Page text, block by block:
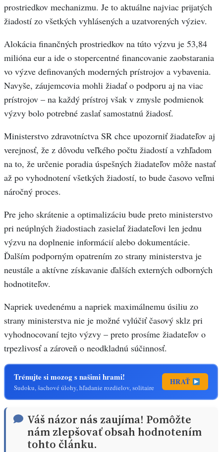
prostriedkov mechanizmu. Je to aktuálne najviac prijatých
žiadostí zo všetkých vyhlásených a uzatvorených výziev.
Alokácia finančných prostriedkov na túto výzvu je 53,84
milióna eur a ide o stopercentné financovanie zaobstarania
vo výzve definovaných moderných prístrojov a vybavenia.
Navyše, záujemcovia mohli žiadať o podporu aj na viac
prístrojov – na každý prístroj však v zmysle podmienok
výzvy bolo potrebné zaslať samostatnú žiadosť.
Ministerstvo zdravotníctva SR chce upozorniť žiadateľov aj
verejnosť, že z dôvodu veľkého počtu žiadostí a vzhľadom
na to, že určenie poradia úspešných žiadateľov môže nastať
až po vyhodnotení všetkých žiadostí, to bude časovo veľmi
náročný proces.
Pre jeho skrátenie a optimalizáciu bude preto ministerstvo
pri neúplných žiadostiach zasielať žiadateľovi len jednu
výzvu na doplnenie informácií alebo dokumentácie.
Ďalším podporným opatrením zo strany ministerstva je
neustále a aktívne získavanie ďalších externých odborných
hodnotiteľov.
Napriek uvedenému a napriek maximálnemu úsiliu zo
strany ministerstva nie je možné vylúčiť časový sklz pri
vyhodnocovaní tejto výzvy – preto prosíme žiadateľov o
trpezlivosť a zároveň o neodkladnú súčinnosť.
Trénujte si mozog s našimi hrami!
Sudoku, šachové úlohy, hľadanie rozdielov, solitaire
HRAŤ
Váš názor nás zaujíma! Pomôžte
nám zlepšovať obsah hodnotením
tohto článku.